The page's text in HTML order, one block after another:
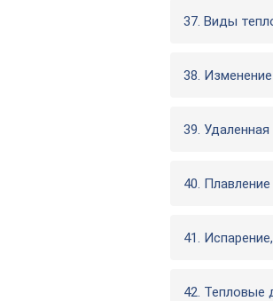
37. Виды
38.
39.
40.
41.
42. Тепловые